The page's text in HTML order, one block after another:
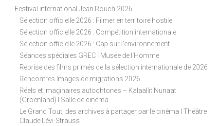
Festival international Jean Rouch 2026
Sélection officielle 2026 : Filmer en territoire hostile
Sélection officielle 2026 : Compétition internationale
Sélection officielle 2026 : Cap sur l'environnement
Séances spéciales GREC I Musée de l'Homme
Reprise des films primés de la sélection internationale de 2026
Rencontres Images de migrations 2026
Réels et imaginaires autochtones – Kalaallit Nunaat
(Groenland) I Salle de cinéma
Le Grand Tout, des archives à partager par le cinéma I Théâtre
Claude Lévi-Strauss